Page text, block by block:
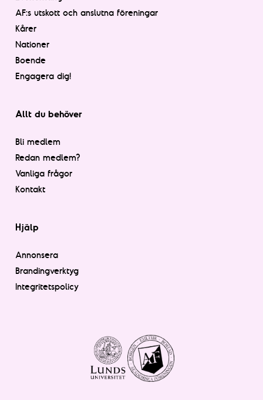
AF:s utskott och anslutna föreningar
Kårer
Nationer
Boende
Engagera dig!
Allt du behöver
Bli medlem
Redan medlem?
Vanliga frågor
Kontakt
Hjälp
Annonsera
Brandingverktyg
Integritetspolicy